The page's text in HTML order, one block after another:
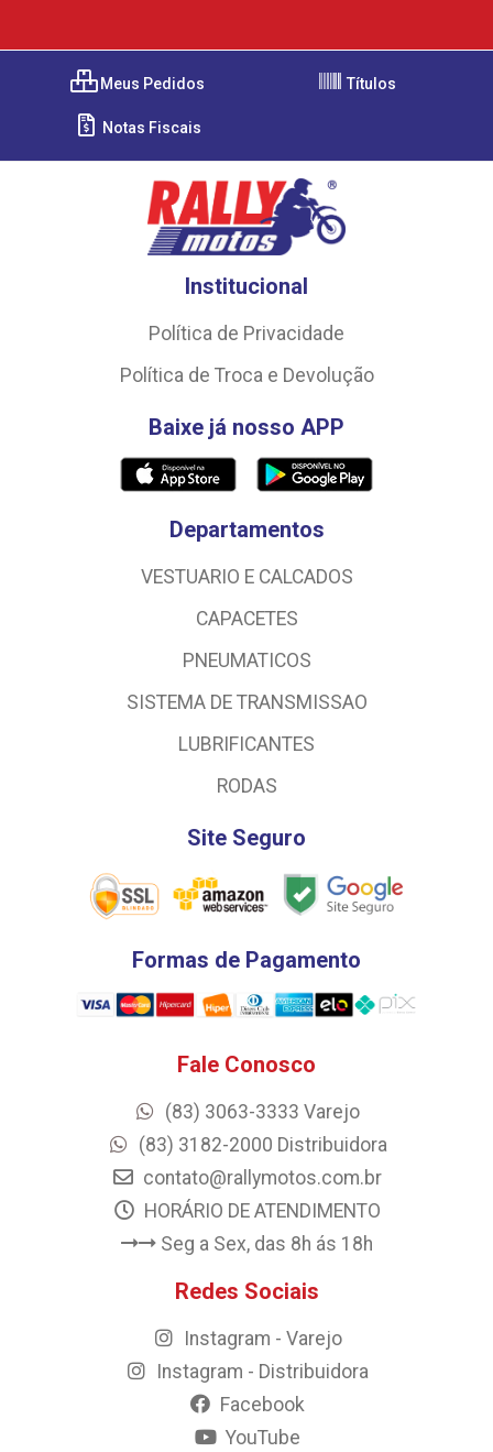
Meus Pedidos Títulos
Notas Fiscais
Institucional
Política de Privacidade
Política de Troca e Devolução
Baixe já nosso APP
Departamentos
VESTUARIO E CALCADOS
CAPACETES
PNEUMATICOS
SISTEMA DE TRANSMISSAO
LUBRIFICANTES
RODAS
Site Seguro
Formas de Pagamento
Fale Conosco
(83) 3063-3333 Varejo
(83) 3182-2000 Distribuidora
contato@rallymotos.com.br
HORÁRIO DE ATENDIMENTO
Seg a Sex, das 8h ás 18h
Redes Sociais
Instagram - Varejo
Instagram - Distribuidora
Facebook
YouTube